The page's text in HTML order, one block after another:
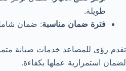
طويلة.
فترة ضمان مناسبة: ضمان
تقدم رؤى للمصاعد خدمات صيانة
لضمان استمرارية عملها بكفاءة.